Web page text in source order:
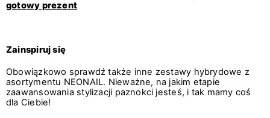
gotowy prezent
Zainspiruj się
Obowiązkowo sprawdź także inne zestawy hybrydowe z
asortymentu NEONAIL. Nieważne, na jakim etapie
zaawansowania stylizacji paznokci jesteś, i tak mamy coś
dla Ciebie!